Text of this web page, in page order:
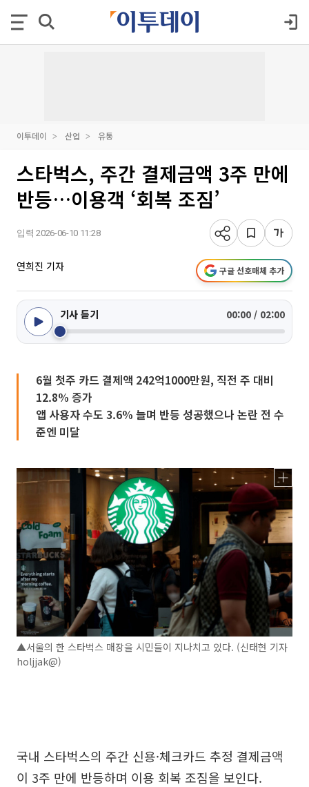
이투데이 산업 유통
스타벅스, 주간 결제금액 3주 만에
반등…이용객 ‘회복 조짐’
입력 2026-06-10 11:28
연희진 기자 구글 선호매체 추가
기사 듣기 00:00 / 02:00
6월 첫주 카드 결제액 242억1000만원, 직전 주 대비
12.8% 증가
앱 사용자 수도 3.6% 늘며 반등 성공했으나 논란 전 수
준엔 미달
▲서울의 한 스타벅스 매장을 시민들이 지나치고 있다. (신태현 기자
holjjak@)
국내 스타벅스의 주간 신용·체크카드 추정 결제금액
이 3주 만에 반등하며 이용 회복 조짐을 보인다.